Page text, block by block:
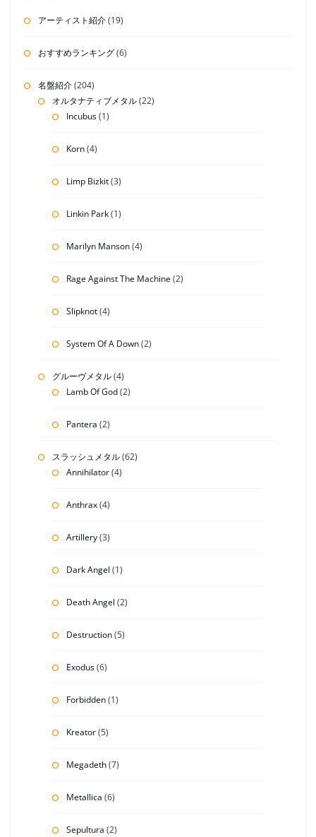
アーティスト紹介(19)
おすすめランキング(6)
名盤紹介(204)
オルタナティブメタル(22)
Incubus(1)
Korn(4)
Limp Bizkit(3)
Linkin Park(1)
Marilyn Manson(4)
Rage Against The Machine(2)
Slipknot(4)
System Of A Down(2)
グルーヴメタル(4)
Lamb Of God(2)
Pantera (2)
スラッシュメタル(62)
Annihilator(4)
Anthrax(4)
Artillery(3)
Dark Angel (1)
Death Angel (2)
Destruction(5)
Exodus(6)
Forbidden(1)
Kreator(5)
Megadeth(7)
Metallica (6)
Sepultura (2)